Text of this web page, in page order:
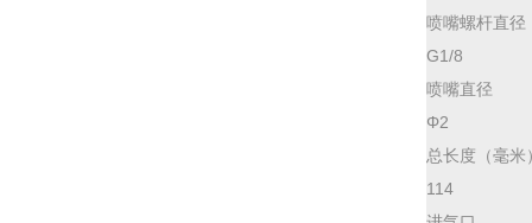
喷嘴螺杆直径
G1/8
喷嘴直径
Φ2
总长度（毫米
114